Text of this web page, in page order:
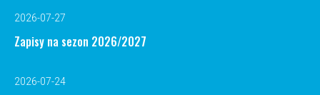
2026-07-27
Zapisy na sezon 2026/2027
2026-07-24